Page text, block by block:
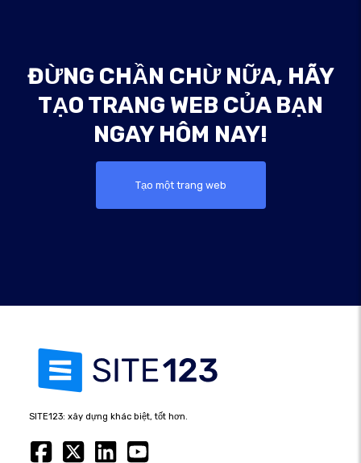
ĐỪNG CHẦN CHỪ NỮA, HÃY
TẠO TRANG WEB CỦA BẠN
NGAY HÔM NAY!
Tạo một trang web
SITE123: xây dựng khác biệt, tốt hơn.